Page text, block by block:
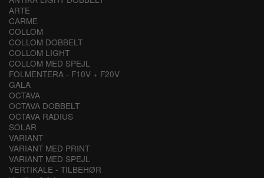
ARTE
CARME
COLLOM
COLLOM DOBBELT
COLLOM LIGHT
COLLOM MED SPEJL
FOLMENTERA - F10V + F20V
GALA
OCTAVA
OCTAVA DOBBELT
OCTAVA RADIUS
SOLAR
VARIANT
VARIANT MED PRINT
VARIANT MED SPEJL
VERTIKALE - TILBEHØR